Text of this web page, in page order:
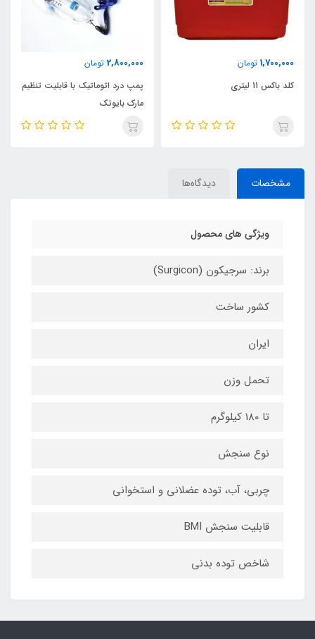
1,700,000 تومان
کلد باکس 11 لیتری
2,800,000 تومان
پمپ درد اتوماتیک با قابلیت تنظیم
مارک بایوتک
مشخصات دیدگاه‌ها
ویژگی های محصول
برند: سرجیکون (Surgicon)
کشور ساخت
ایران
تحمل وزن
تا 180 کیلوگرم
نوع سنجش
چربی، آب، توده عضلانی و استخوانی
قابلیت سنجش BMI
شاخص توده بدنی